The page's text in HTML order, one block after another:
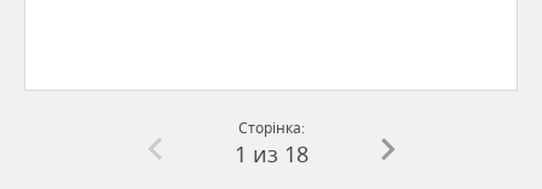
Сторінка:
1 из 18